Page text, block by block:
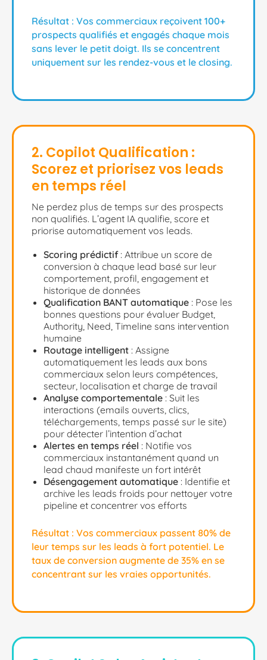
Résultat : Vos commerciaux reçoivent 100+
prospects qualifiés et engagés chaque mois
sans lever le petit doigt. Ils se concentrent
uniquement sur les rendez-vous et le closing.
2. Copilot Qualification :
Scorez et priorisez vos leads
en temps réel
Ne perdez plus de temps sur des prospects
non qualifiés. L’agent IA qualifie, score et
priorise automatiquement vos leads.
Scoring prédictif: Attribue un score de
conversion à chaque lead basé sur leur
comportement, profil, engagement et
historique de données
Qualification BANT automatique : Pose les
bonnes questions pour évaluer Budget,
Authority, Need, Timeline sans intervention
humaine
Routage intelligent : Assigne
automatiquement les leads aux bons
commerciaux selon leurs compétences,
secteur, localisation et charge de travail
Analyse comportementale : Suit les
interactions (emails ouverts, clics,
téléchargements, temps passé sur le site)
pour détecter l’intention d’achat
Alertes en temps réel : Notifie vos
commerciaux instantanément quand un
lead chaud manifeste un fort intérêt
Désengagement automatique : Identifie et
archive les leads froids pour nettoyer votre
pipeline et concentrer vos efforts
Résultat : Vos commerciaux passent 80% de
leur temps sur les leads à fort potentiel. Le
taux de conversion augmente de 35% en se
concentrant sur les vraies opportunités.